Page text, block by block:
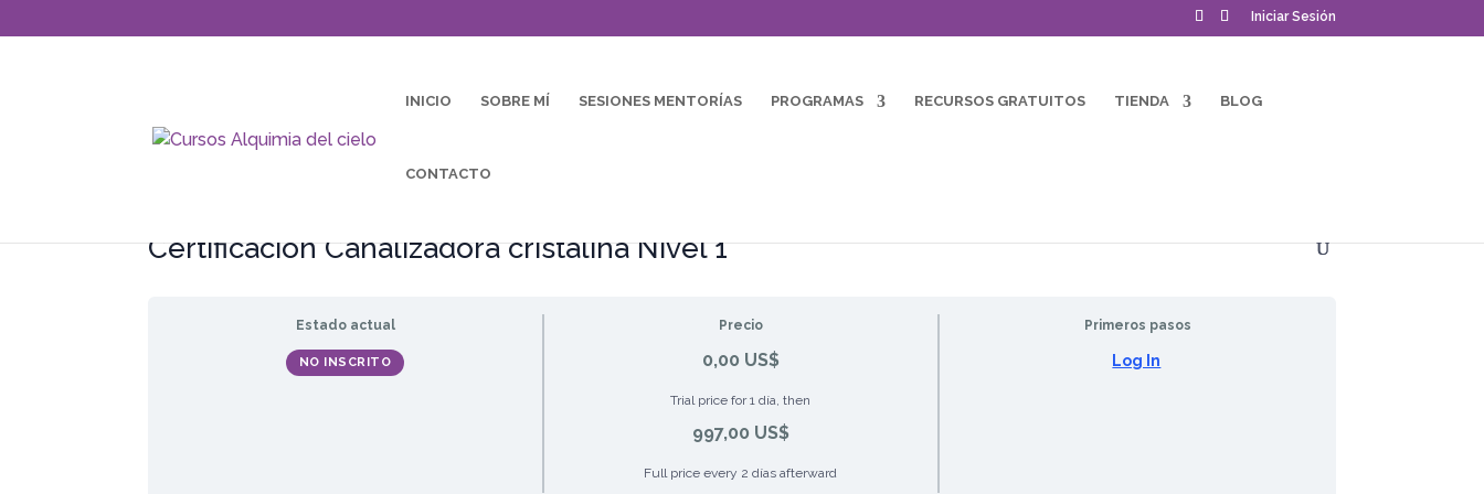
Iniciar Sesión
INICIO SOBRE MÍ SESIONES MENTORÍAS PROGRAMAS RECURSOS GRATUITOS TIENDA BLOG
CONTACTO
Certificación Canalizadora cristalina Nivel 1
Estado actual
NO INSCRITO
Precio
0,00 US$
Trial price for 1 día, then
997,00 US$
Full price every 2 días afterward
Primeros pasos
Log In